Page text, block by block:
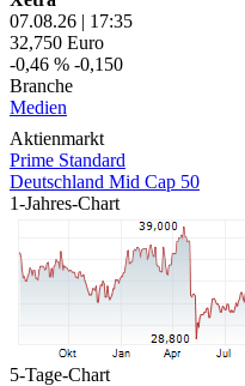
07.08.26 | 17:35
32,750 Euro
-0,46 % -0,150
Branche
Medien
Aktienmarkt
Prime Standard
Deutschland Mid Cap 50
1-Jahres-Chart
5-Tage-Chart